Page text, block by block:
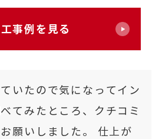
事例を見る
いたので気になってイン
てみたところ、クチコミ
願いしました。 仕上が